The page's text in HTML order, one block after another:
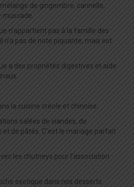
de gingembre, cannelle,
n’appartient pas à la famille des
n’a pas de note piquante, mais est
a des propriétés digestives et aide
la cuisine créole et chinoise.
salées de viandes, de
de pâtés. C’est le mariage parfait
les chutneys pour l’association
exotique dans nos desserts